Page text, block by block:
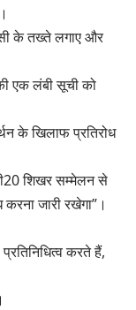
के तख्ते लगाए और
एक लंबी सूची को
के खिलाफ प्रतिरोध
शिखर सम्मेलन से
जारी रखेगा”।
करते हैं,